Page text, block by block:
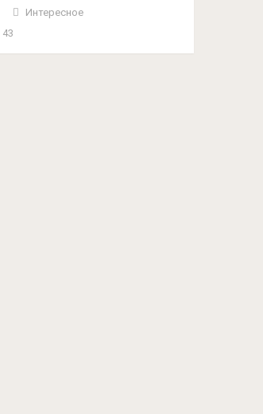
Интересное
43